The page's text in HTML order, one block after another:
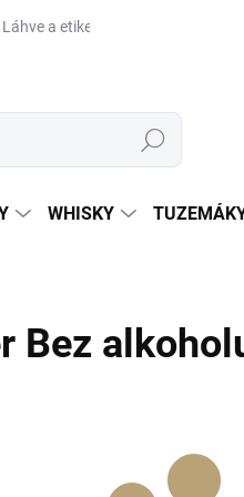
Láhve a etikety na míru
Hledat
WHISKY
Bez